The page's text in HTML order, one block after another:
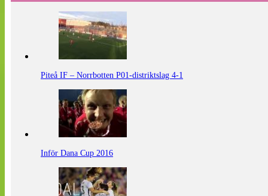
Piteå IF – Norrbotten P01-distriktslag 4-1
Inför Dana Cup 2016